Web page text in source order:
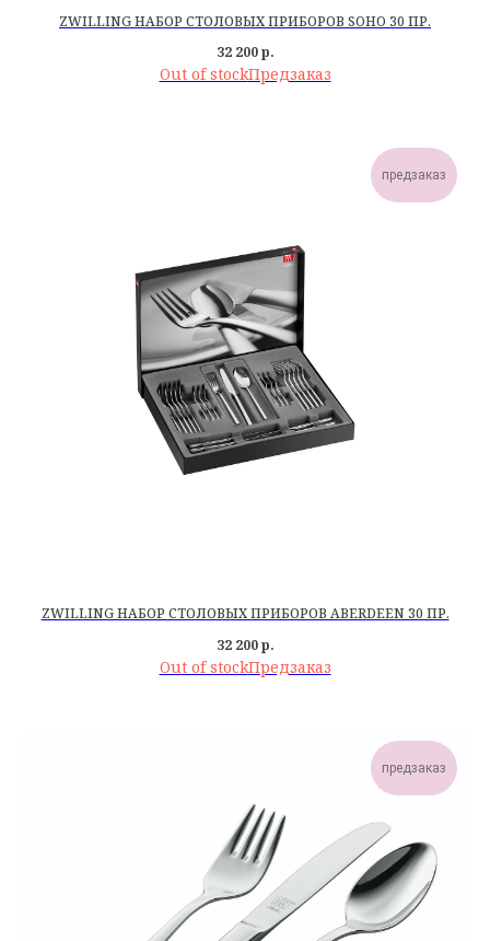
ZWILLING НАБОР СТОЛОВЫХ ПРИБОРОВ SOHO 30 ПР.
32 200 р.
Out of stock
предзаказ
ZWILLING НАБОР СТОЛОВЫХ ПРИБОРОВ ABERDEEN 30 ПР.
32 200 р.
Out of stock
предзаказ